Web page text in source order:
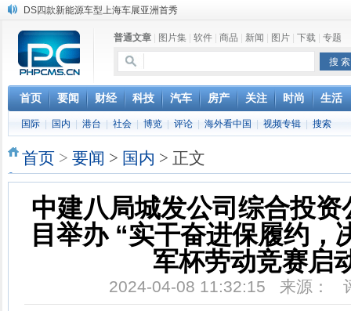
DS四款新能源车型上海车展亚洲首秀
小米高管：虽然高通与苹果和解，但5G iPhone最快明年下半年发布
iOS 13加入黑暗模式 多功能加持6月份见
高通与苹果达成和解，双方达成6年许可协议
巴黎圣母院大火肆虐，人类文明的一场浩劫
奔驰维权女车主捅出了一个最大的瓜
苹果MacOS曝新功能：将iPad作为拓展屏
普通文章 图片集 软件 商品 新闻 图片 下载 专题
首页 要闻 财经 科技 汽车 房产 关注 时尚 生活
国际 国内 港台 社会 博览 评论 海外看中国 视频专辑 搜索
首页 > 要闻 > 国内 > 正文
中建八局城发公司综合投
目举办 “实干奋进保履约，
军杯劳动竞赛启
2024-04-08 11:32:15 来源：